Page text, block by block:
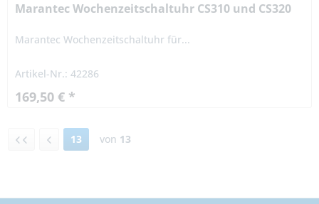
Marantec Wochenzeitschaltuhr CS310 und CS320
Marantec Wochenzeitschaltuhr für...
Artikel-Nr.: 42286
169,50 € *
13 von 13